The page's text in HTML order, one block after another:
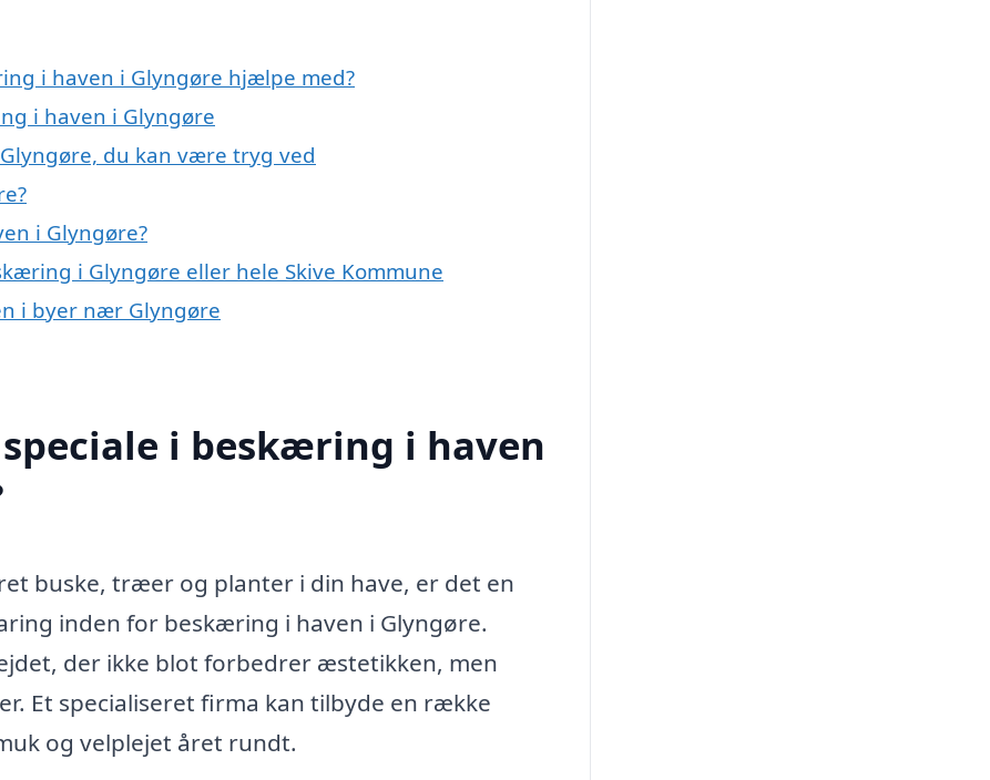
i haven i Glyngøre hjælpe med?
i haven i Glyngøre
du kan være tryg ved
i Glyngøre?
i Glyngøre eller hele Skive Kommune
i byer nær Glyngøre
i beskæring i haven
buske, træer og planter i din have, er det en
inden for beskæring i haven i Glyngøre.
der ikke blot forbedrer æstetikken, men
Et specialiseret firma kan tilbyde en række
og velplejet året rundt.